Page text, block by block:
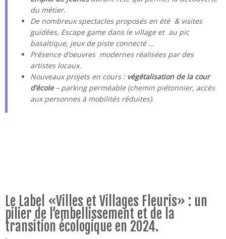
du métier.
De nombreux spectacles proposés en été & visites
guidées, Escape game dans le village et au pic
basaltique, jeux de piste connecté …
Présence d’oeuvres modernes réalisées par des
artistes locaux.
Nouveaux projets en cours : végétalisation de la cour
d’école– parking perméable (chemin piétonnier, accès
aux personnes à mobilités réduites).
Le Label «Villes et Villages Fleuris» : un
pilier de l’embellissement et de la
transition écologique en 2024.